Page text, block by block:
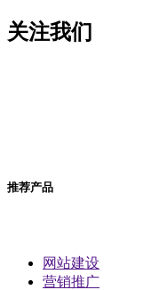
关注我们
推荐产品
网站建设
营销推广